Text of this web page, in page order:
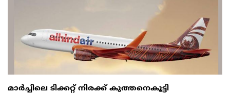
മാർച്ചിലെ ടിക്കറ്റ് നിരക്ക് കുത്തനെകൂട്ടി